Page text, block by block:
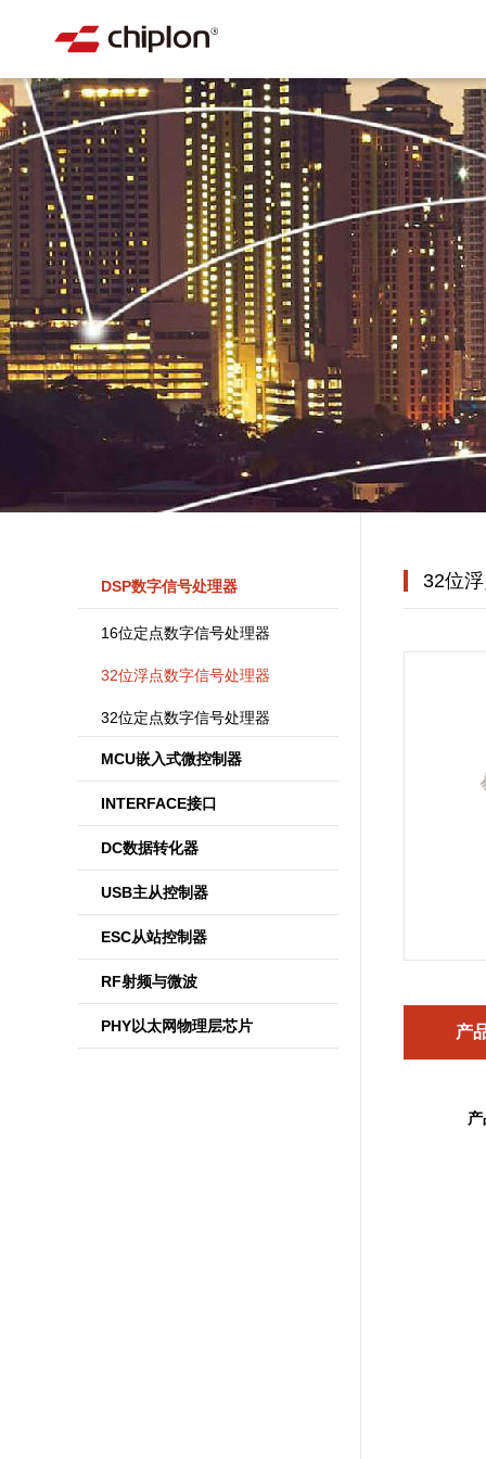
DSP数字信号处理器
16位定点数字信号处理器
32位浮点数字信号处理器
32位定点数字信号处理器
MCU嵌入式微控制器
INTERFACE接口
DC数据转化器
USB主从控制器
ESC从站控制器
RF射频与微波
PHY以太网物理层芯片
32位
产